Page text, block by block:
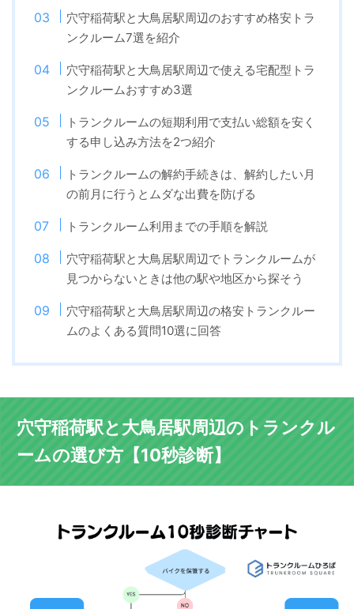
穴守稲荷駅と大鳥居駅周辺のおすすめ格安トラ
ンクルーム7選を紹介
穴守稲荷駅と大鳥居駅周辺で使える宅配型トラ
ンクルームおすすめ3選
トランクルームの短期利用で支払い総額を安く
する申し込み方法を2つ紹介
トランクルームの解約手続きは、解約したい月
の前月に行うとムダな出費を防げる
トランクルーム利用までの手順を解説
穴守稲荷駅と大鳥居駅周辺でトランクルームが
見つからないときは他の駅や地区から探そう
穴守稲荷駅と大鳥居駅周辺の格安トランクルー
ムのよくある質問10選に回答
穴守稲荷駅と大鳥居駅周辺のトランクル
ームの選び方【10秒診断】